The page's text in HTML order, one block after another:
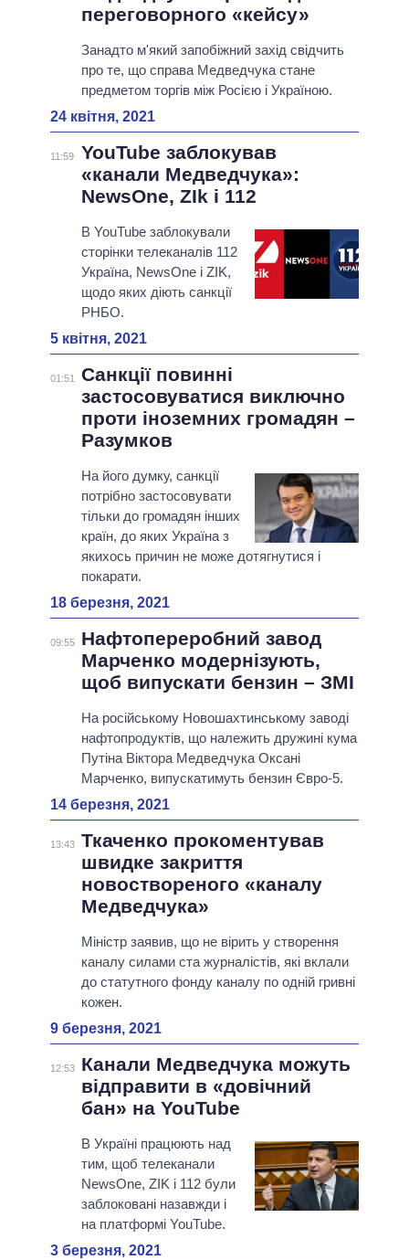
переговорного «кейсу»
Занадто м'який запобіжний захід свідчить
про те, що справа Медведчука стане
предметом торгів між Росією і Україною.
24 квітня, 2021
11:59
YouTube заблокував
«канали Медведчука»:
NewsOne, ZIk і 112
В YouTube заблокували
сторінки телеканалів 112
Україна, NewsOne і ZIK,
щодо яких діють санкції
РНБО.
5 квітня, 2021
01:51
Санкції повинні
застосовуватися виключно
проти іноземних громадян –
Разумков
На його думку, санкції
потрібно застосовувати
тільки до громадян інших
країн, до яких Україна з
якихось причин не може дотягнутися і
покарати.
18 березня, 2021
09:55
Нафтопереробний завод
Марченко модернізують,
щоб випускати бензин – ЗМІ
На російському Новошахтинському заводі
нафтопродуктів, що належить дружині кума
Путіна Віктора Медведчука Оксані
Марченко, випускатимуть бензин Євро-5.
14 березня, 2021
13:43 Ткаченко прокоментував
швидке закриття
новоствореного «каналу
Медведчука»
Міністр заявив, що не вірить у створення
каналу силами ста журналістів, які вклали
до статутного фонду каналу по одній гривні
кожен.
9 березня, 2021
12:53
Канали Медведчука можуть
відправити в «довічний
бан» на YouTube
В Україні працюють над
тим, щоб телеканали
NewsOne, ZIK і 112 були
заблоковані назавжди і
на платформі YouTube.
3 березня, 2021